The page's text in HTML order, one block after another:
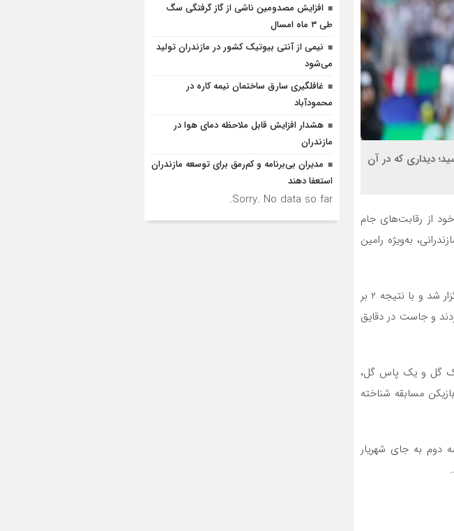
ایران در نخستین دیدار خود در جام جهانی ۲۰۲۶ برابر نیوزیلند به تساوی ۲ بر ۲ رسید؛ دیداری که در آن
از رقابت‌های جام
بازیکنان مازندرانی، به‌ویژه رامین
دیدار تیم‌های ملی ایران و نیوزیلند از گروه G رقابت‌ها بامداد سه‌شنبه در ورزشگاه سوفی استادیوم برگزار شد و با نتیجه ۲ بر
محبی در دقیقه ۶۳ برای ایران گلزنی کردند و جاست در دقایق
یک گل و یک پاس گل،
کرد و در ارزیابی پایگاه آماری هواسکورد نیز با نمره ۸.۶ بهترین بازیکن مسابقه شناخته
دوم به جای شهریار
افزایش مصدومین ناشی از گاز گرفتگی سگ
طی ۳ ماه امسال
نیمی از آنتی بیوتیک کشور در مازندران تولید
می‌شود
غافلگيري سارق ساختمان نيمه کاره در
محمودآباد
هشدار افزایش قابل ملاحظه دمای هوا در
مازندران
مدیران بی‌برنامه و کم‌رمق برای توسعه مازندران
استعفا دهند
Sorry. No data so far.